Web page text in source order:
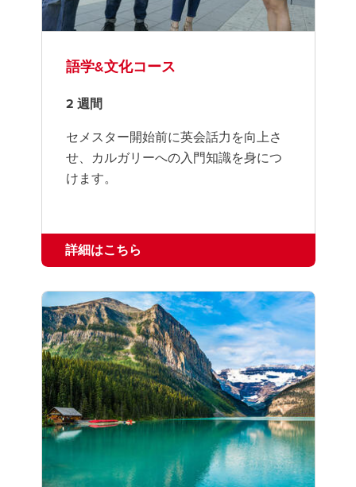
語学&文化コース
2 週間
セメスター開始前に英会話力を向上さ
せ、カルガリーへの入門知識を身につ
けます。
詳細はこちら